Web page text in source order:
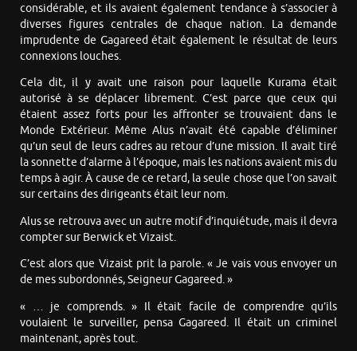
considérable, et ils avaient également tendance à s’associer à
diverses figures centrales de chaque nation. La demande
imprudente de Gagareed était également le résultat de leurs
connexions louches.
Cela dit, il y avait une raison pour laquelle Kurama était
autorisé à se déplacer librement. C’est parce que ceux qui
étaient assez forts pour les affronter se trouvaient dans le
Monde Extérieur. Même Alus n’avait été capable d’éliminer
qu’un seul de leurs cadres au retour d’une mission. Il avait tiré
la sonnette d’alarme à l’époque, mais les nations avaient mis du
temps à agir. À cause de ce retard, la seule chose que l’on savait
sur certains des dirigeants était leur nom.
Alus se retrouva avec un autre motif d’inquiétude, mais il devra
compter sur Berwick et Vizaist.
C’est alors que Vizaist prit la parole. « Je vais vous envoyer un
de mes subordonnés, Seigneur Gagareed. »
« … je comprends. » Il était facile de comprendre qu’ils
voulaient le surveiller, pensa Gagareed. Il était un criminel
maintenant, après tout.